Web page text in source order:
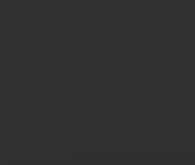
umfassenden,
Service- und